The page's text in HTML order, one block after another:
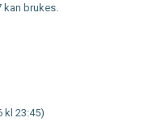
kan brukes.
kl 23:45)